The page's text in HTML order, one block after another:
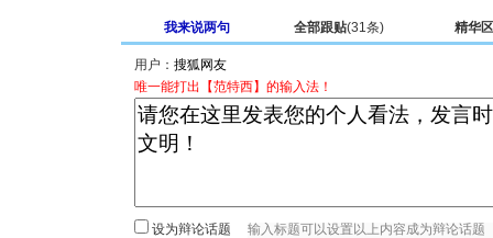
我来说两句 全部跟贴(31条) 精华区
用户：
唯一能打出【范特西】的输入法！
设为辩论话题